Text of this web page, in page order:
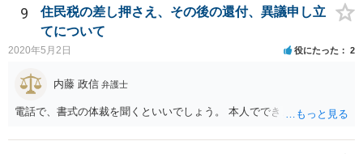
9
住民税の差し押さえ、その後の還付、異議申し立
てについて
2020年5月2日 役にたった 2
内藤 政信 弁護士
電話で、書式の体裁を聞くといいでしょう。 本人でできますね。